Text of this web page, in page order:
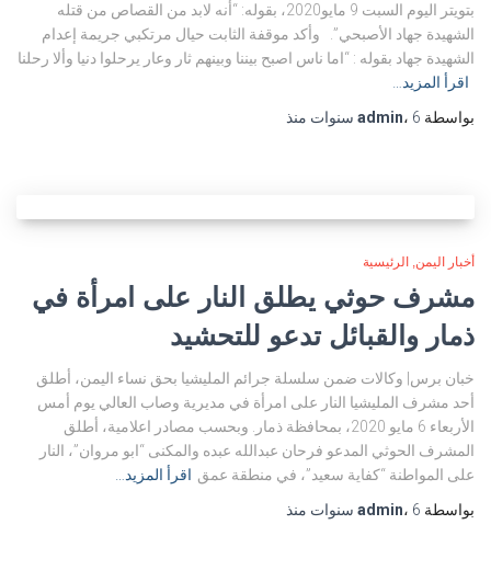
بتويتر اليوم السبت 9 مايو2020، بقوله: “أنه لابد من القصاص من قتله
الشهيدة جهاد الأصبحي”. وأكد موقفة الثابت حيال مرتكبي جريمة إعدام
الشهيدة جهاد بقوله : “اما ناس اصبح بيننا وبينهم ثار وعار يرحلوا دنيا وألا رحلنا
اقرأ المزيد…
بواسطة
admin، 6 سنوات منذ
أخبار اليمن الرئيسية
مشرف حوثي يطلق النار على امرأة في
ذمار والقبائل تدعو للتحشيد
خبان برس| وكالات ضمن سلسلة جرائم المليشيا بحق نساء اليمن، أطلق
أحد مشرف المليشيا النار على امرأة في مديرية وصاب العالي يوم أمس
الأربعاء 6 مايو 2020، بمحافظة ذمار. وبحسب مصادر اعلامية، أطلق
المشرف الحوثي المدعو فرحان عبدالله عبده والمكنى “ابو مروان”، النار
على المواطنة “كفاية سعيد”، في منطقة عمق اقرأ المزيد…
بواسطة
admin، 6 سنوات منذ